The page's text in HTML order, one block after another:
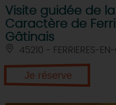
Visite guidée de
Caractère de
Gâtinais
45210 - FERRIERES-
Je réserve